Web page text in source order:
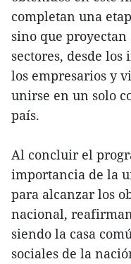
completan una
sino que
sectores, desde
los empresarios y
unirse en un solo
país.
Al concluir el
importancia de la
para alcanzar los
nacional,
siendo la casa
sociales de la